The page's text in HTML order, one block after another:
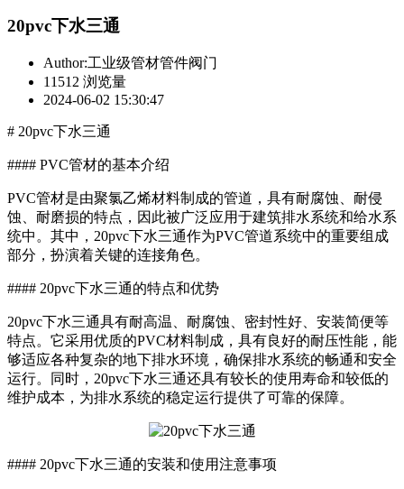
20pvc下水三通
Author:工业级管材管件阀门
11512 浏览量
2024-06-02 15:30:47
# 20pvc下水三通
#### PVC管材的基本介绍
PVC管材是由聚氯乙烯材料制成的管道，具有耐腐蚀、耐侵
蚀、耐磨损的特点，因此被广泛应用于建筑排水系统和给水系
统中。其中，20pvc下水三通作为PVC管道系统中的重要组成
部分，扮演着关键的连接角色。
#### 20pvc下水三通的特点和优势
20pvc下水三通具有耐高温、耐腐蚀、密封性好、安装简便等
特点。它采用优质的PVC材料制成，具有良好的耐压性能，能
够适应各种复杂的地下排水环境，确保排水系统的畅通和安全
运行。同时，20pvc下水三通还具有较长的使用寿命和较低的
维护成本，为排水系统的稳定运行提供了可靠的保障。
#### 20pvc下水三通的安装和使用注意事项